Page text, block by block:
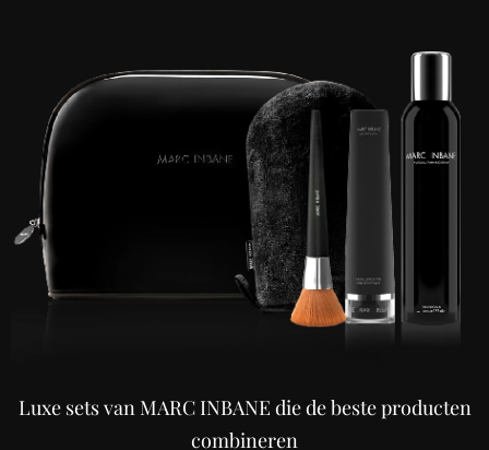
Luxe sets van MARC INBANE die de beste producten
combineren